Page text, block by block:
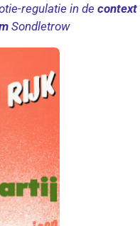
regulatie in de context
Sondletrow